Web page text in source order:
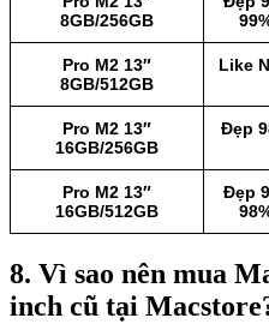
8GB/256GB
Pro M2 13″
8GB/512GB
Like
Pro M2 13″
16GB/256GB
Đẹp
Pro M2 13″
16GB/512GB
Đẹp
8. Vì sao nên mua
inch cũ tại